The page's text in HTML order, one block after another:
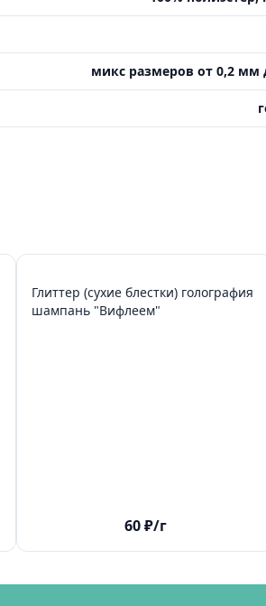
микс размеров от 0,2 мм
Глиттер (сухие блестки) голография
шампань "Вифлеем"
60₽/г